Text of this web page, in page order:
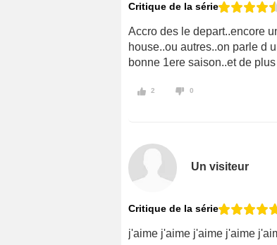
Critique de la série
Accro des le depart..encore
house..ou autres..on parle d
bonne 1ere saison..et de
2 0
Un visiteur
Critique de la série
j'aime j'aime j'aime j'aime